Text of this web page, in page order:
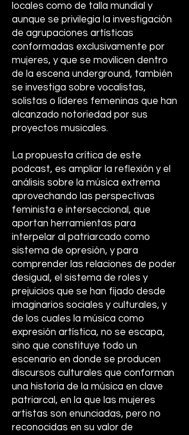
locales como de talla mundial y
aunque se privilegia la investigación
de agrupaciones artísticas
conformadas exclusivamente por
mujeres, y que se movilicen dentro
de la escena underground, también
se investiga sobre vocalistas,
solistas o líderes femeninas que han
alcanzado notoriedad por sus
proyectos musicales.
La propuesta crítica de este
podcast, es ampliar la reflexión y el
análisis sobre la música extrema
aprovechando las perspectivas
feminista e interseccional, que
aportan herramientas para
interpelar al patriarcado como
sistema de opresión, y para
comprender las relaciones de poder
desigual, el sistema de roles y
prejuicios que se han fijado desde
imaginarios sociales y culturales, y
de los cuales la música como
expresión artística, no se escapa,
sino que constituye todo un
escenario en donde se producen
discursos culturales que conforman
una historia de la música en clave
patriarcal, en la que las mujeres
artistas son enunciadas, pero no
reconocidas en su valor de